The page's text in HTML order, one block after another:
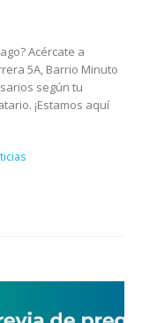
Acércate a
5A, Barrio Minuto
según tu
¡Estamos aquí